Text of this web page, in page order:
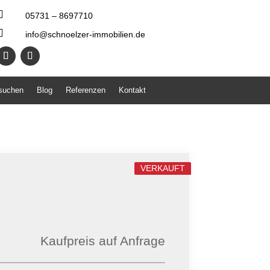
05731 – 8697710
info@schnoelzer-immobilien.de
Blog Referenzen Kontakt
VERKAUFT
Kaufpreis auf Anfrage